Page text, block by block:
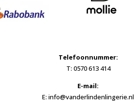
Telefoonnummer:
T: 0570 613 414
E-mail:
E: info@vanderlindenlingerie.nl